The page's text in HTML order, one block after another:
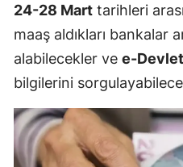
24-28 Mart tarihleri
maaş aldıkları bankalar
alabilecekler ve e-Devlet
bilgilerini